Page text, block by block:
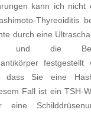
kann ich nicht
Thyreoiditis
durch eine
und die
Sie eine
Fall ist ein TSH-
eine